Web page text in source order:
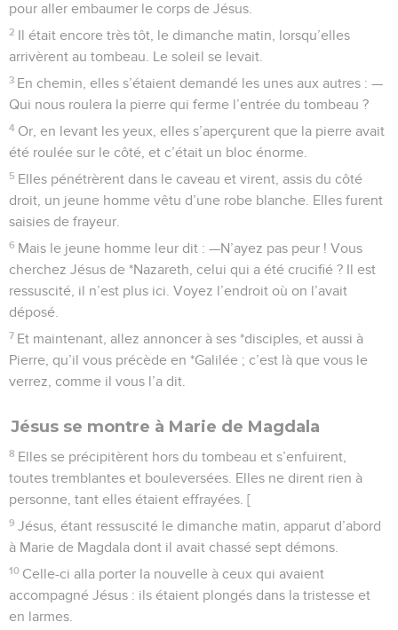
pour aller embaumer le corps de Jésus.
2 Il était encore très tôt, le dimanche matin, lorsqu’elles
arrivèrent au tombeau. Le soleil se levait.
3 En chemin, elles s’étaient demandé les unes aux autres : —
Qui nous roulera la pierre qui ferme l’entrée du tombeau ?
4 Or, en levant les yeux, elles s’aperçurent que la pierre avait
été roulée sur le côté, et c’était un bloc énorme.
5 Elles pénétrèrent dans le caveau et virent, assis du côté
droit, un jeune homme vêtu d’une robe blanche. Elles furent
saisies de frayeur.
6 Mais le jeune homme leur dit : —N’ayez pas peur ! Vous
cherchez Jésus de *Nazareth, celui qui a été crucifié ? Il est
ressuscité, il n’est plus ici. Voyez l’endroit où on l’avait
déposé.
7 Et maintenant, allez annoncer à ses *disciples, et aussi à
Pierre, qu’il vous précède en *Galilée ; c’est là que vous le
verrez, comme il vous l’a dit.
Jésus se montre à Marie de Magdala
8 Elles se précipitèrent hors du tombeau et s’enfuirent,
toutes tremblantes et bouleversées. Elles ne dirent rien à
personne, tant elles étaient effrayées. [
9 Jésus, étant ressuscité le dimanche matin, apparut d’abord
à Marie de Magdala dont il avait chassé sept démons.
10 Celle-ci alla porter la nouvelle à ceux qui avaient
accompagné Jésus : ils étaient plongés dans la tristesse et
en larmes.